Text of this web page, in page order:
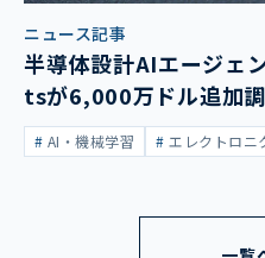
ニュース記事
半導体設計AIエージェ
tsが6,000万ドル追加
億3,400万ドルに
AI・機械学習 エレクトロニ